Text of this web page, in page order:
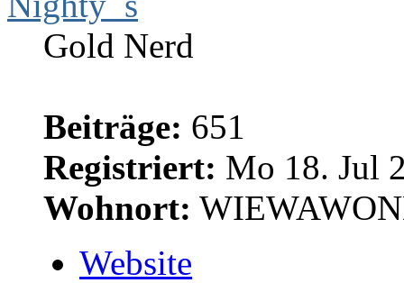
Gold Nerd
Beiträge: 651
Registriert: Mo 18. Jul
Wohnort:
Website